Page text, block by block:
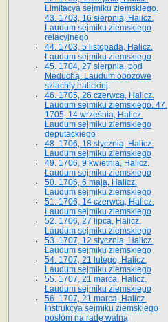
Limitacya sejmiku ziemskiego.
43. 1703, 16 sierpnia, Halicz.
Laudum sejmiku ziemskiego
relacyjnego
44. 1703, 5 listopada, Halicz.
Laudum sejmiku ziemskiego
45. 1704, 27 sierpnia, pod
Meduchą. Laudum obozowe
szlachty halickiej
46. 1705, 26 czerwca, Halicz.
Laudum sejmiku ziemskiego. 47.
1705, 14 września, Halicz.
Laudum sejmiku ziemskiego
deputackiego
48. 1706, 18 stycznia, Halicz.
Laudum sejmiku ziemskiego
49. 1706, 9 kwietnia, Halicz.
Laudum sejmiku ziemskiego
50. 1706, 6 maja, Halicz.
Laudum sejmiku ziemskiego
51. 1706, 14 czerwca, Halicz.
Laudum sejmiku ziemskiego
52. 1706, 27 lipca, Halicz.
Laudum sejmiku ziemskiego
53. 1707, 12 stycznia, Halicz.
Laudum sejmiku ziemskiego
54. 1707, 21 lutego, Halicz.
Laudum sejmiku ziemskiego
55. 1707, 21 marca, Halicz.
Laudum sejmiku ziemskiego
56. 1707, 21 marca, Halicz.
Instrukcya sejmiku ziemskiego
posłom na radę walną